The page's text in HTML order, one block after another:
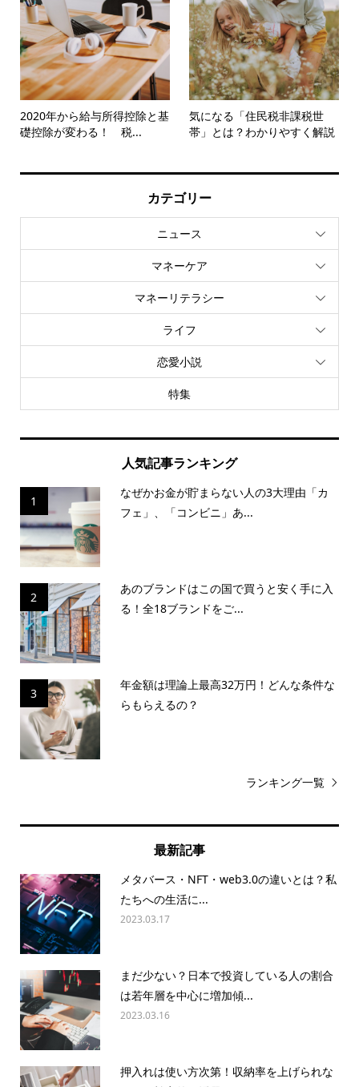
2020年から給与所得控除と基
礎控除が変わる！ 税...
気になる「住民税非課税世
帯」とは？わかりやすく解説
カテゴリー
ニュース
マネーケア
マネーリテラシー
ライフ
恋愛小説
特集
人気記事ランキング
1
なぜかお金が貯まらない人の3大理由「カ
フェ」、「コンビニ」あ...
2
あのブランドはこの国で買うと安く手に入
る！全18ブランドをご...
3
年金額は理論上最高32万円！どんな条件な
らもらえるの？
ランキング一覧
最新記事
メタバース・NFT・web3.0の違いとは？私
たちへの生活に...
2023.03.17
まだ少ない？日本で投資している人の割合
は若年層を中心に増加傾...
2023.03.16
押入れは使い方次第！収納率を上げられな